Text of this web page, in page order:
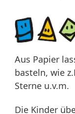
Aus Papier
basteln, wie
Sterne u.v.m.
Die Kinder